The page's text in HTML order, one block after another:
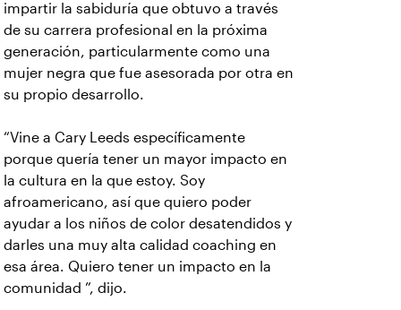
impartir la sabiduría que obtuvo a través
de su carrera profesional en la próxima
generación, particularmente como una
mujer negra que fue asesorada por otra en
su propio desarrollo.
“Vine a Cary Leeds específicamente
porque quería tener un mayor impacto en
la cultura en la que estoy. Soy
afroamericano, así que quiero poder
ayudar a los niños de color desatendidos y
darles una muy alta calidad coaching en
esa área. Quiero tener un impacto en la
comunidad ”, dijo.